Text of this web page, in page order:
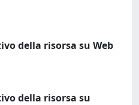
della risorsa su Web
della risorsa su